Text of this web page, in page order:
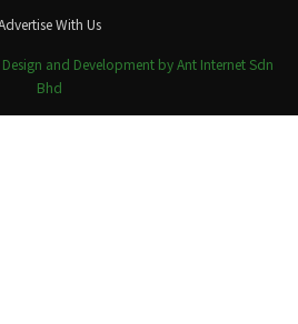
With Us
Design and Development by Ant Internet Sdn
Bhd